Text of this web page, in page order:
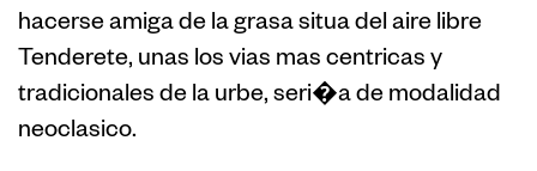
hacerse amiga de la grasa situa del aire libre
Tenderete, unas los vias mas centricas y
tradicionales de la urbe, seri�a de modalidad
neoclasico.